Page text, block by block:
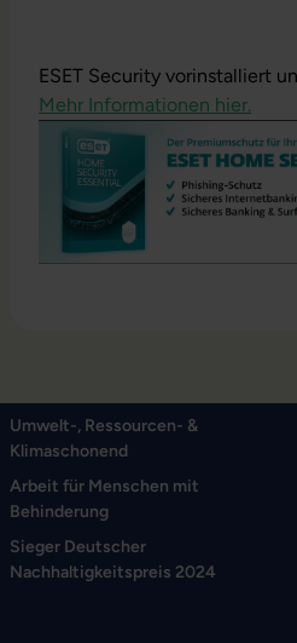
ESET Security vorinstalliert
Mehr Informationen hier.
Umwelt-, Ressourcen- &
Klimaschonend
Arbeit für Menschen mit
Behinderung
Sieger Deutscher
Nachhaltigkeitspreis 2024